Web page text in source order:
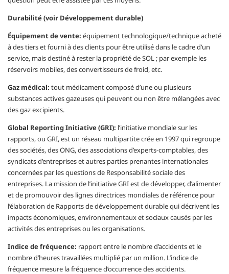
Durabilité (voir Développement durable)
Équipement de vente: équipement technologique/technique acheté
à des tiers et fourni à des clients pour être utilisé dans le cadre d’un
service, mais destiné à rester la propriété de SOL ; par exemple les
réservoirs mobiles, des convertisseurs de froid, etc.
Gaz médical: tout médicament composé d’une ou plusieurs
substances actives gazeuses qui peuvent ou non être mélangées avec
des gaz excipients.
Global Reporting Initiative (GRI): l’initiative mondiale sur les
rapports, ou GRI, est un réseau multipartite crée en 1997 qui regroupe
des sociétés, des ONG, des associations d’experts-comptables, des
syndicats d’entreprises et autres parties prenantes internationales
concernées par les questions de Responsabilité sociale des
entreprises. La mission de l’initiative GRI est de développer, d’alimenter
et de promouvoir des lignes directrices mondiales de référence pour
l’élaboration de Rapports de développement durable qui décrivent les
impacts économiques, environnementaux et sociaux causés par les
activités des entreprises ou les organisations.
Indice de fréquence: rapport entre le nombre d’accidents et le
nombre d’heures travaillées multiplié par un million. L’indice de
fréquence mesure la fréquence d’occurrence des accidents.